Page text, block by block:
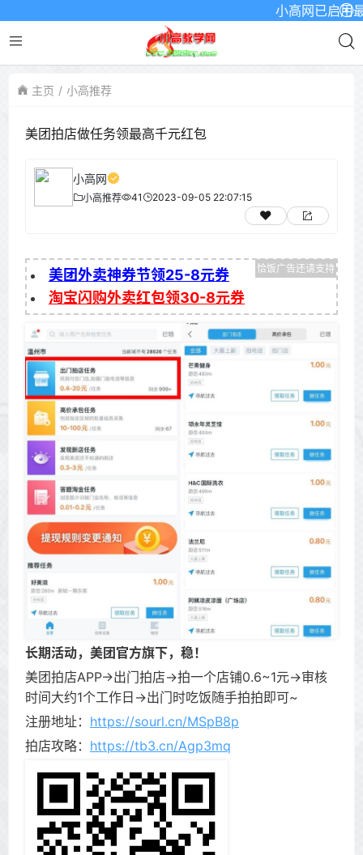
小高网已启用最
主页 小高推荐
美团拍店做任务领最高千元红包
小高网
小高推荐 41 2023-09-05 22:07:15
美团外卖神券节领25-8元券
淘宝闪购外卖红包领30-8元券
长期活动，美团官方旗下，稳！
美团拍店APP->出门拍店->拍一个店铺0.6~1元->审核
时间大约1个工作日->出门时吃饭随手拍拍即可~
注册地址： https://sourl.cn/MSpB8p
拍店攻略： https://tb3.cn/Agp3mq